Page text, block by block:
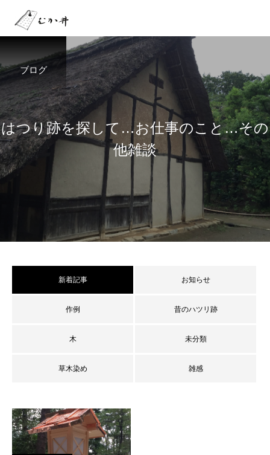
ブログ
はつり跡を探 して …お仕事のこ と…その
他雑談
新着記事 お知らせ
作例 昔のハツリ跡
木 未分類
草木染め 雑感